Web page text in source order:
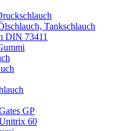
Tankschlauch
DIN 73411
GP
60